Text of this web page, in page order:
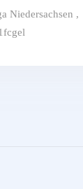
Niedersachsen ,